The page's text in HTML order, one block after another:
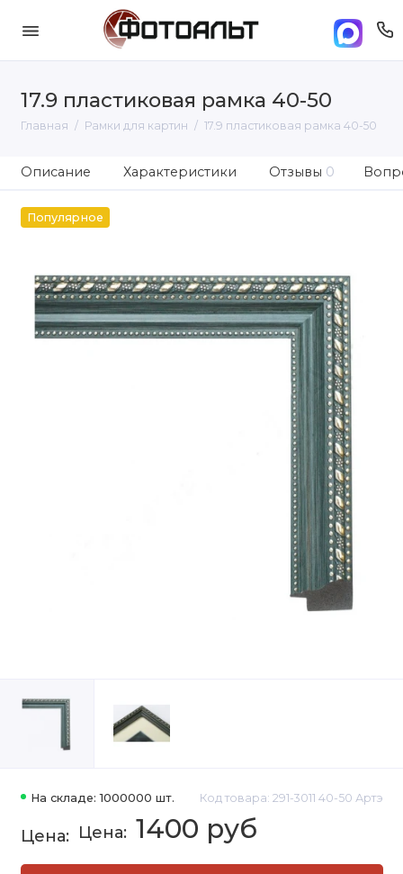
17.9 пластиковая рамка 40-50
Главная Рамки для картин 17.9 пластиковая рамка 40-50
Описание Характеристики Отзывы 0
Популярное
На складе: 1000000 шт. Код товара: 291-3011 40-50 Артэ
1400 руб